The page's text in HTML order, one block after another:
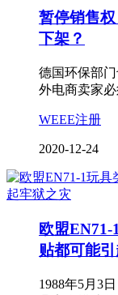
暂停销售
下架？
德国环保部
外电商卖家
WEEE注册
2020-12-24
欧盟
贴都可能
1988年5月3